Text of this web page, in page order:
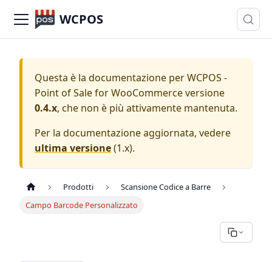
WCPOS
Questa è la documentazione perWCPOS -
Point of Sale for WooCommerceversione
0.4.x, che non è più attivamente mantenuta.
Per la documentazione aggiornata, vedere
ultima versione(1.x).
Prodotti
Scansione Codice a Barre
Campo Barcode Personalizzato